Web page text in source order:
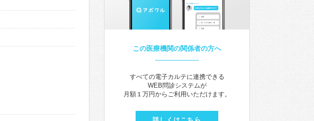
この医療機関の関係者の方へ
すべての電子カルテに連携できる
WEB問診システムが
月額１万円からご利用いただけます。